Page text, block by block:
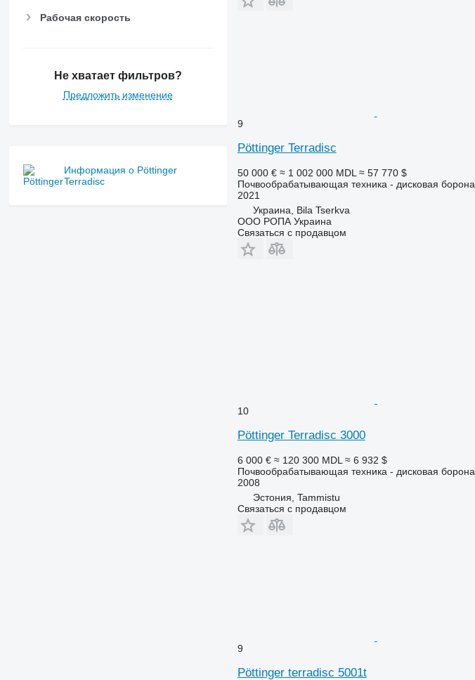
Рабочая скорость
Не хватает фильтров?
Предложить изменение
Информация о Pöttinger
Terradisc
9
Pöttinger Terradisc
50 000 € ≈ 1 002 000 MDL ≈ 57 770 $
Почвообрабатывающая техника - дисковая борона
2021
Украина, Bila Tserkva
ООО РОПА Украина
Связаться с продавцом
10
Pöttinger Terradisc 3000
6 000 € ≈ 120 300 MDL ≈ 6 932 $
Почвообрабатывающая техника - дисковая борона
2008
Эстония, Tammistu
Связаться с продавцом
9
Pöttinger terradisc 5001t